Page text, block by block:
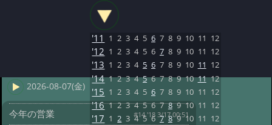
2026-08-07(金)
今年の営業 #14 '18 3/17 00:51
'11 1 2 3 4 5 6 7 8 9 10 11 12
'12 1 2 3 4 5 6 7 8 9 10 11 12
'13 1 2 3 4 5 6 7 8 9 10 11 12
'14 1 2 3 4 5 6 7 8 9 10 11 12
'15 1 2 3 4 5 6 7 8 9 10 11 12
'16 1 2 3 4 5 6 7 8 9 10 11 12
'17 1 2 3 4 5 6 7 8 9 10 11 12